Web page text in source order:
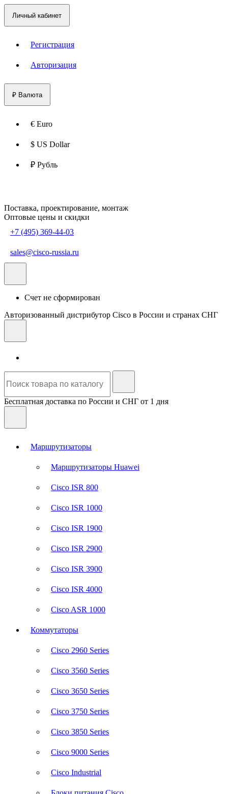
Личный кабинет
Регистрация
Авторизация
₽ Валюта
€ Euro
$ US Dollar
₽ Рубль
Поставка, проектирование, монтаж
Оптовые цены и скидки
+7 (495) 369-44-03
sales@cisco-russia.ru
Счет не сформирован
Авторизованный дистрибутор Cisco в России и странах СНГ
Бесплатная доставка по России и СНГ от 1 дня
Маршрутизаторы
Маршрутизаторы Huawei
Cisco ISR 800
Cisco ISR 1000
Cisco ISR 1900
Cisco ISR 2900
Cisco ISR 3900
Cisco ISR 4000
Cisco ASR 1000
Коммутаторы
Cisco 2960 Series
Cisco 3560 Series
Cisco 3650 Series
Cisco 3750 Series
Cisco 3850 Series
Cisco 9000 Series
Cisco Industrial